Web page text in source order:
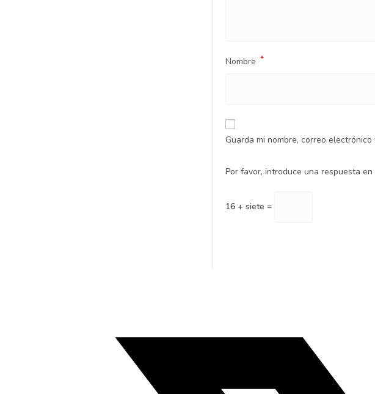
Nombre *
Guarda mi nombre, correo
Por favor, introduce una respuesta en
16 + siete =